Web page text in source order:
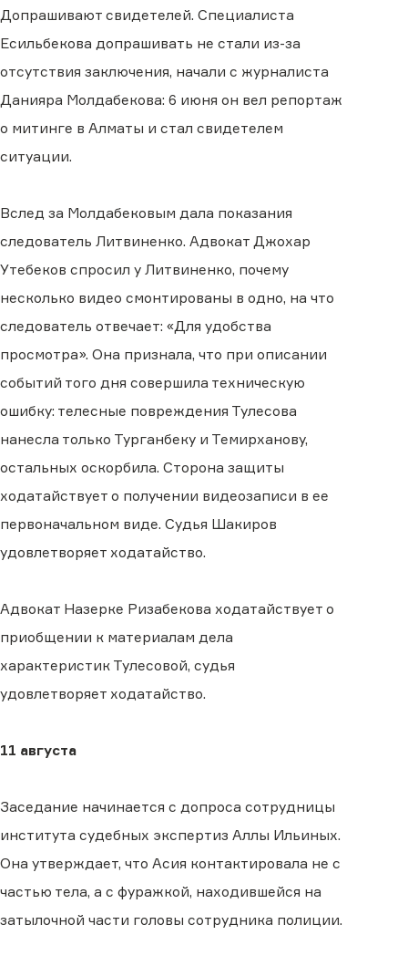
Допрашивают свидетелей. Специалиста
Есильбекова допрашивать не стали из-за
отсутствия заключения, начали с журналиста
Данияра Молдабекова: 6 июня он вел репортаж
о митинге в Алматы и стал свидетелем
ситуации.
Вслед за Молдабековым дала показания
следователь Литвиненко. Адвокат Джохар
Утебеков спросил у Литвиненко, почему
несколько видео смонтированы в одно, на что
следователь отвечает: «Для удобства
просмотра». Она признала, что при описании
событий того дня совершила техническую
ошибку: телесные повреждения Тулесова
нанесла только Турганбеку и Темирханову,
остальных оскорбила. Сторона защиты
ходатайствует о получении видеозаписи в ее
первоначальном виде. Судья Шакиров
удовлетворяет ходатайство.
Адвокат Назерке Ризабекова ходатайствует о
приобщении к материалам дела
характеристик Тулесовой, судья
удовлетворяет ходатайство.
11 августа
Заседание начинается с допроса сотрудницы
института судебных экспертиз Аллы Ильиных.
Она утверждает, что Асия контактировала не с
частью тела, а с фуражкой, находившейся на
затылочной части головы сотрудника полиции.